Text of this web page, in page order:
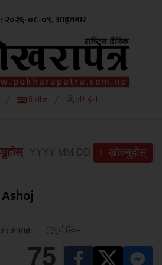
०८-०९, आइतबार
/ आवाज / लगइन
खोज्नुहोस्
अपराह्न पूर्ण स्क्रिन
75